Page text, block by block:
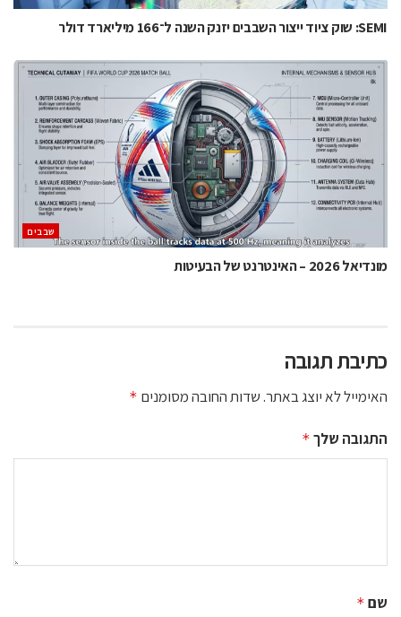
SEMI: שוק ציוד ייצור השבבים יזנק השנה ל־166 מיליארד דולר
‫שבבים‬
מונדיאל 2026 – האינטרנט של הבעיטות
כתיבת תגובה
האימייל לא יוצג באתר.שדות החובה מסומנים *
התגובה שלך *
שם *